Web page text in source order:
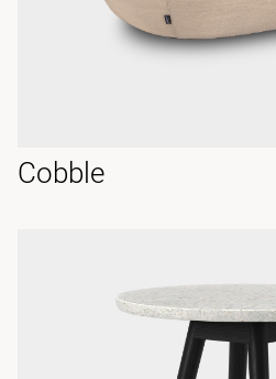
Cobble